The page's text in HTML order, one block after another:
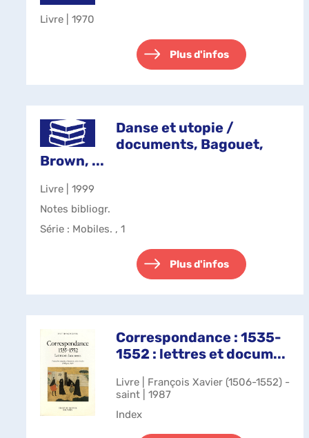
Livre | 1970
Plus d'infos
Danse et utopie /
documents, Bagouet,
Brown, ...
Livre | 1999
Notes bibliogr.
Série : Mobiles. , 1
Plus d'infos
Correspondance : 1535-
1552 : lettres et docum...
Livre | François Xavier (1506-1552) -
saint | 1987
Index